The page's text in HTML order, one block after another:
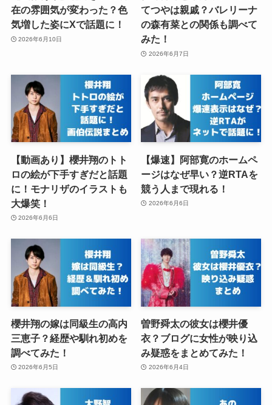
在の雰囲気が変わった？色
気増した姿にXで話題に！
2026年6月10日
てつやは親戚？バレリーナ
の森有菜との関係も調べて
みた！
2026年6月7日
【動画あり】櫻井翔のトト
ロの絵が下手すぎだと話題
に！モナリザのイラストも
大爆笑！
2026年6月6日
【爆速】阿部寛のホームペ
ージはなぜ早い？逆RTAを
競う人まで現れる！
2026年6月6日
櫻井翔の嫁は同級生の高内
三恵子？経歴や馴れ初めを
調べてみた！
2026年6月5日
曽野舜太の彼女は櫻井優
衣？ブログに女性が映り込
み疑惑をまとめてみた！
2026年6月4日